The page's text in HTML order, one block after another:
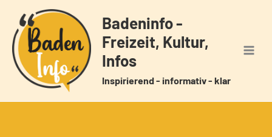
Inhalt
springen
Badeninfo -
Freizeit, Kultur,
Infos
Inspirierend - informativ - klar